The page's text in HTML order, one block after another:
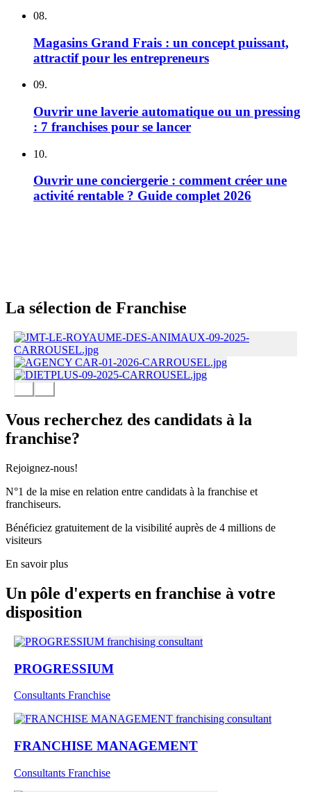
08.
Magasins Grand Frais : un concept puissant,
attractif pour les entrepreneurs
09.
Ouvrir une laverie automatique ou un pressing
: 7 franchises pour se lancer
10.
Ouvrir une conciergerie : comment créer une
activité rentable ? Guide complet 2026
La sélection de Franchise
Vous recherchez des candidats à la
franchise?
Rejoignez-nous!
N°1 de la mise en relation entre candidats à la franchise et
franchiseurs.
Bénéficiez gratuitement de la visibilité auprès de 4 millions de
visiteurs
En savoir plus
Un pôle d'experts en franchise à votre
disposition
PROGRESSIUM
Consultants Franchise
FRANCHISE MANAGEMENT
Consultants Franchise